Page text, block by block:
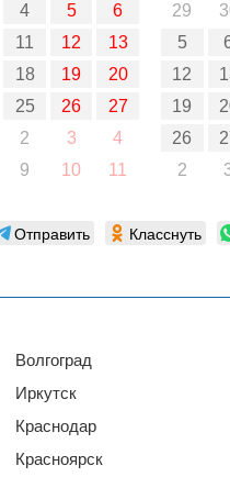
4 5
6
11 12
13
18 19
20
25 26
27
2 3
4
9 10 11
29
5
12
19
26
2
Отправить Класснуть
Волгоград
Иркутск
Краснодар
Красноярск